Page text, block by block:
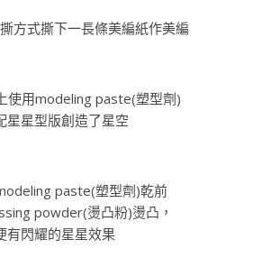
方式撕下一長條美編紙作美編
使用modeling paste(塑型劑)
星星型版創造了星空
paste(塑型劑)乾前
powder(燙凸粉)燙凸，
有閃耀的星星效果